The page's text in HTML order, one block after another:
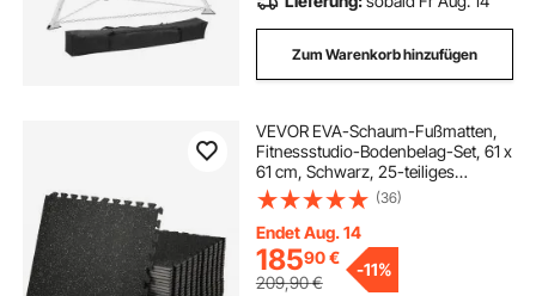
Zum Warenkorb hinzufügen
VEVOR EVA-Schaum-Fußmatten,
Fitnessstudio-Bodenbelag-Set, 61 x
61 cm, Schwarz, 25-teiliges
Rutschfeste Ineinandergreifende
Puzzle-Fliesen-Schutzboden Set für
den Haushalt, Training, Garage
(36)
Endet Aug. 14
18590€
209,90€
-11%